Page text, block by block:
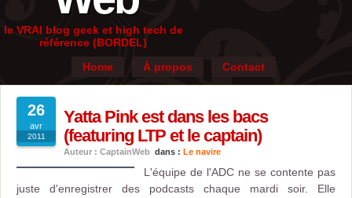
le VRAI blog geek et high tech de
référence (BORDEL)
Home
À propos Contact
26
avr
2011
Yatta Pink est dans les bacs
(featuring LTP et le captain)
Auteur : CaptainWeb dans : Le navire
L'équipe de l'ADC ne se contente pas
juste d'enregistrer des podcasts chaque mardi soir. Elle